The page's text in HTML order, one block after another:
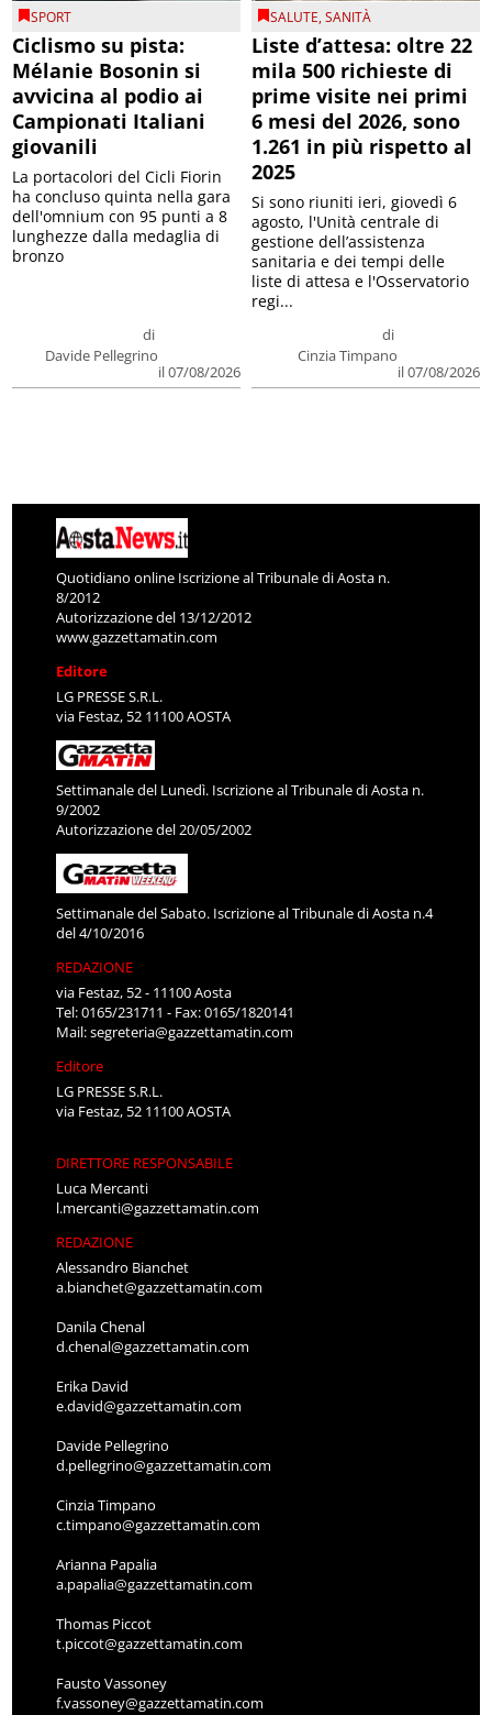
SPORT
Ciclismo su pista:
Mélanie Bosonin si
avvicina al podio ai
Campionati Italiani
giovanili
di
Davide Pellegrino
il 07/08/2026
La portacolori del Cicli Fiorin
ha concluso quinta nella gara
dell'omnium con 95 punti a 8
lunghezze dalla medaglia di
bronzo
SALUTE,SANITÀ
Liste d’attesa: oltre 22
mila 500 richieste di
prime visite nei primi
6 mesi del 2026, sono
1.261 in più rispetto al
2025
di
Cinzia Timpano
il 07/08/2026
Si sono riuniti ieri, giovedì 6
agosto, l'Unità centrale di
gestione dell’assistenza
sanitaria e dei tempi delle
liste di attesa e l'Osservatorio
regi...
Quotidiano online Iscrizione al Tribunale di Aosta n.
8/2012
Autorizzazione del 13/12/2012
www.gazzettamatin.com
Editore
LG PRESSE S.R.L.
via Festaz, 52 11100 AOSTA
Settimanale del Lunedì. Iscrizione al Tribunale di Aosta n.
9/2002
Autorizzazione del 20/05/2002
Settimanale del Sabato. Iscrizione al Tribunale di Aosta n.4
del 4/10/2016
REDAZIONE
via Festaz, 52 - 11100 Aosta
Tel: 0165/231711 - Fax: 0165/1820141
Mail:segreteria@gazzettamatin.com
Editore
LG PRESSE S.R.L.
via Festaz, 52 11100 AOSTA
DIRETTORE RESPONSABILE
Luca Mercanti
l.mercanti@gazzettamatin.com
REDAZIONE
Alessandro Bianchet
a.bianchet@gazzettamatin.com
Danila Chenal
d.chenal@gazzettamatin.com
Erika David
e.david@gazzettamatin.com
Davide Pellegrino
d.pellegrino@gazzettamatin.com
Cinzia Timpano
c.timpano@gazzettamatin.com
Arianna Papalia
a.papalia@gazzettamatin.com
Thomas Piccot
t.piccot@gazzettamatin.com
Fausto Vassoney
f.vassoney@gazzettamatin.com